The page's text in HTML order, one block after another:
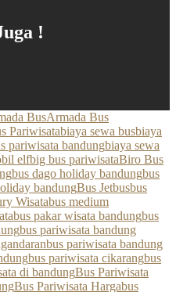
!
BusArmada Bus
Pariwisatabiaya sewa busbiaya
pariwisata bandungbiaya sewa
elfbig bus pariwisataBiro Bus
bus dago holiday bandungbus
bandungBus Jetbusbus
Wisatabus medium
bus pakar wisata bandungbus
bus pariwisata bandung
bus pariwisata bandung
bus pariwisata cikarangbus
di bandungBus Pariwisata
Bus Pariwisata Hargabus